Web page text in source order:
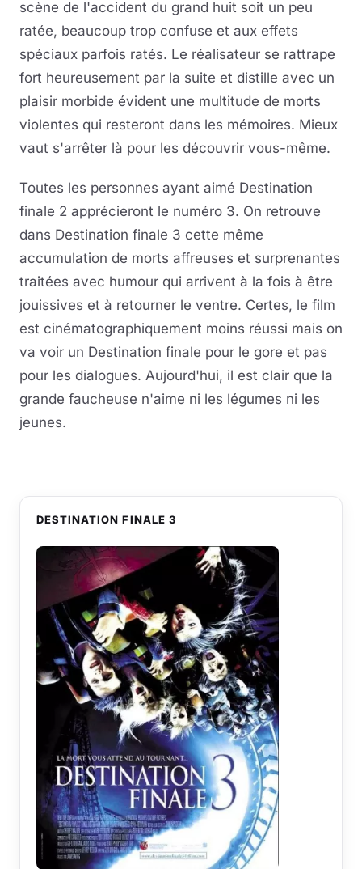
scène de l'accident du grand huit soit un peu
ratée, beaucoup trop confuse et aux effets
spéciaux parfois ratés. Le réalisateur se rattrape
fort heureusement par la suite et distille avec un
plaisir morbide évident une multitude de morts
violentes qui resteront dans les mémoires. Mieux
vaut s'arrêter là pour les découvrir vous-même.
Toutes les personnes ayant aimé Destination
finale 2 apprécieront le numéro 3. On retrouve
dans Destination finale 3 cette même
accumulation de morts affreuses et surprenantes
traitées avec humour qui arrivent à la fois à être
jouissives et à retourner le ventre. Certes, le film
est cinématographiquement moins réussi mais on
va voir un Destination finale pour le gore et pas
pour les dialogues. Aujourd'hui, il est clair que la
grande faucheuse n'aime ni les légumes ni les
jeunes.
DESTINATION FINALE 3